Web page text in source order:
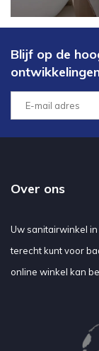
Blijf op de
Over ons
Uw sanitairwinkel
terecht kunt voor
online winkel kan